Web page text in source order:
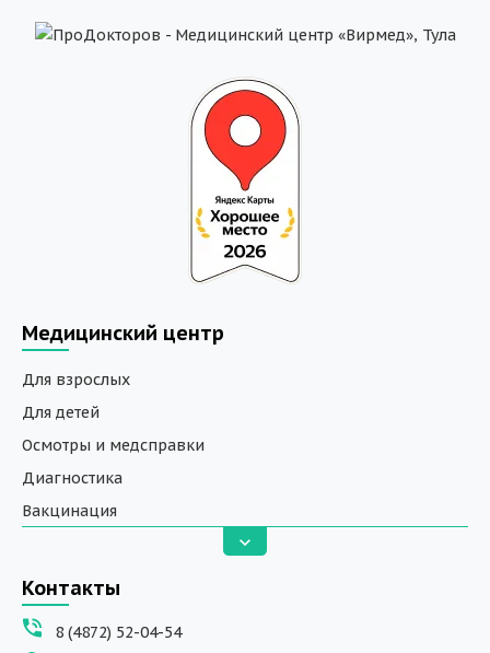
Медицинский центр
Для взрослых
Для детей
Осмотры и медсправки
Диагностика
Вакцинация
Вызов на дом
ДНК исследования
Программы обучения
Контакты
8 (4872) 52-04-54